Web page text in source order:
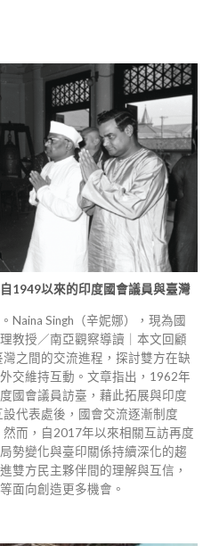
1949以來的印度國會議員與臺灣
Naina Singh（辛妮娜），現為國
教授／南亞觀察導讀｜本文回顧
之間的交流進程，探討雙方在缺
交維持互動。文章指出，1962年
國會議員訪臺，藉此拓展與印度
代表處後，國會交流逐漸制度
而，自2017年以來相關互訪再度
勢變化與臺印關係持續深化的趨
雙方民主夥伴間的理解與互信，
面向創造更多機會。